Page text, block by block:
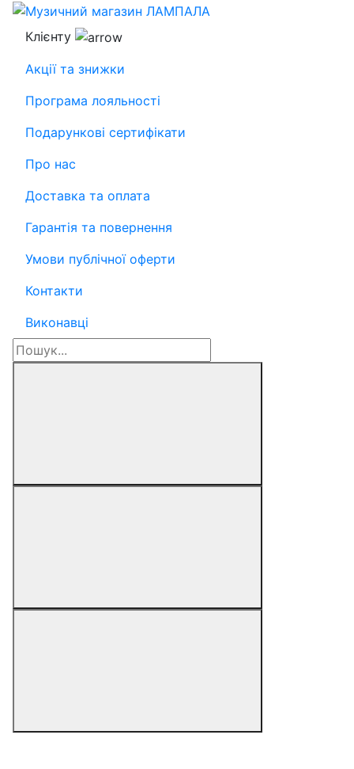
Клієнту
Акції та знижки
Програма лояльності
Подарункові сертифікати
Про нас
Доставка та оплата
Гарантія та повернення
Умови публічної оферти
Контакти
Виконавці